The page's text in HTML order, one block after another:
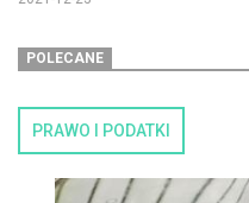
POLECANE
PRAWO I PODATKI